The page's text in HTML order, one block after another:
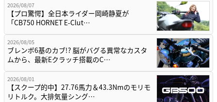
2026/08/07
【プロ驚愕】全日本ライダー岡崎静夏が
「CB750 HORNET E-Clut…
2026/08/05
ブレンボ6基のカブ!? 脳がバグる異常なカスタ
ムから、最新Eクラッチ搭載のC…
2026/08/01
【スクープ的中】27.76馬力＆43.3Nmのモリモ
リトルク。大排気量シング…